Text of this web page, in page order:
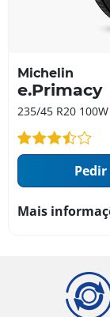
Michelin
e.Primacy
235/45 R20 100W
Mais